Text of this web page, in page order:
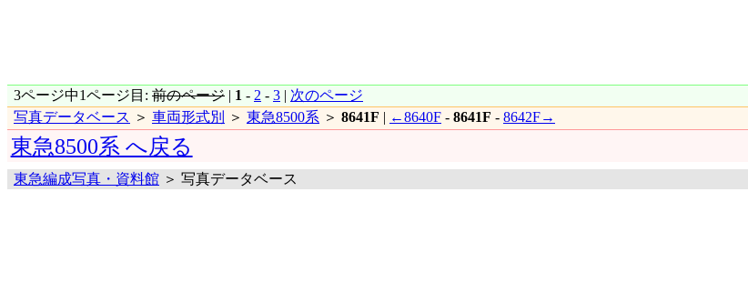
3ページ中1ページ目: 前のページ | 1 - 2 - 3 | 次のページ
写真データベース ＞ 車両形式別 ＞ 東急8500系 ＞ 8641F | ←8640F - 8641F - 8642F→
東急8500系 へ戻る
東急編成写真・資料館 ＞ 写真データベース